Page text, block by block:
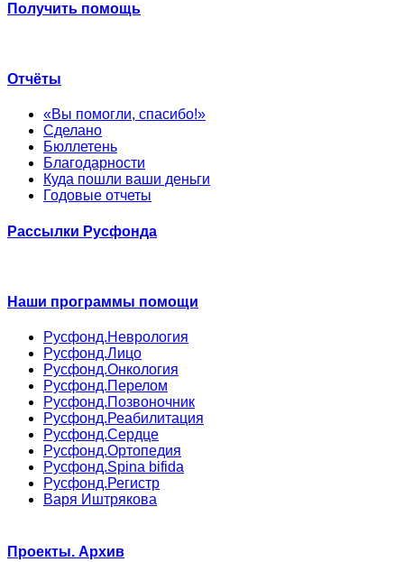
Получить помощь
Отчёты
«Вы помогли, спасибо!»
Сделано
Бюллетень
Благодарности
Куда пошли ваши деньги
Годовые отчеты
Рассылки Русфонда
Наши программы помощи
Русфонд.Неврология
Русфонд.Лицо
Русфонд.Онкология
Русфонд.Перелом
Русфонд.Позвоночник
Русфонд.Реабилитация
Русфонд.Сердце
Русфонд.Ортопедия
Русфонд.Spina bifida
Русфонд.Регистр
Варя Иштрякова
Проекты. Архив